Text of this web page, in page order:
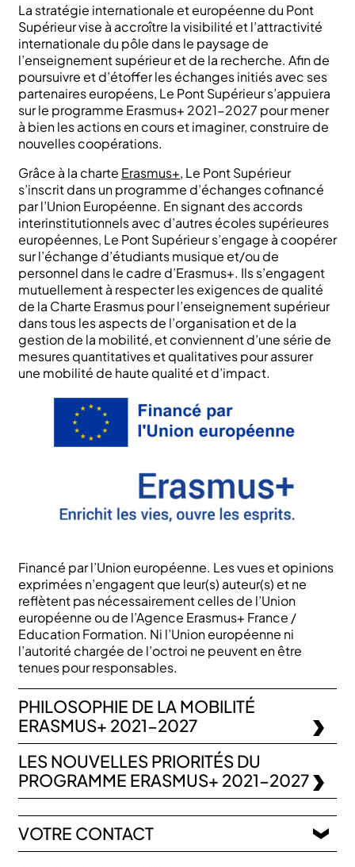
La stratégie internationale et européenne du Pont
Supérieur vise à accroître la visibilité et l’attractivité
internationale du pôle dans le paysage de
l’enseignement supérieur et de la recherche. Afin de
poursuivre et d’étoffer les échanges initiés avec ses
partenaires européens, Le Pont Supérieur s’appuiera
sur le programme Erasmus+ 2021-2027 pour mener
à bien les actions en cours et imaginer, construire de
nouvelles coopérations.
Grâce à la charte Erasmus+, Le Pont Supérieur
s’inscrit dans un programme d’échanges cofinancé
par l’Union Européenne. En signant des accords
interinstitutionnels avec d’autres écoles supérieures
européennes, Le Pont Supérieur s’engage à coopérer
sur l’échange d’étudiants musique et/ou de
personnel dans le cadre d’Erasmus+. Ils s’engagent
mutuellement à respecter les exigences de qualité
de la Charte Erasmus pour l’enseignement supérieur
dans tous les aspects de l’organisation et de la
gestion de la mobilité, et conviennent d’une série de
mesures quantitatives et qualitatives pour assurer
une mobilité de haute qualité et d’impact.
Financé par l’Union européenne. Les vues et opinions
exprimées n’engagent que leur(s) auteur(s) et ne
reflètent pas nécessairement celles de l’Union
européenne ou de l’Agence Erasmus+ France /
Education Formation. Ni l’Union européenne ni
l’autorité chargée de l’octroi ne peuvent en être
tenues pour responsables.
PHILOSOPHIE DE LA MOBILITÉ
ERASMUS+ 2021-2027
LES NOUVELLES PRIORITÉS DU
PROGRAMME ERASMUS+ 2021-2027
VOTRE CONTACT